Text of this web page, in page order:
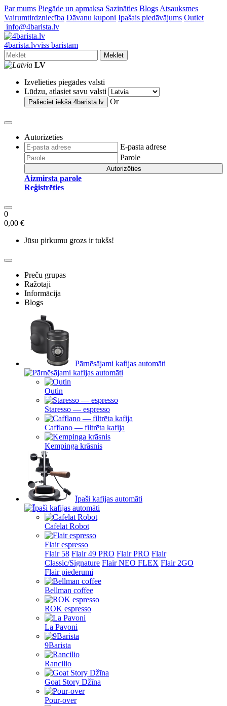
Par mums Piegāde un apmaksa Sazināties Blogs Atsauksmes
Vairumtirdzniecība Dāvanu kuponi Īpašais piedāvājums Outlet
info@4barista.lv
4barista.lvviss baristām
Meklēt
LV
Izvēlieties piegādes valsti
Lūdzu, atlasiet savu valsti
Palieciet iekšā 4barista.lv Or
Autorizēties
E-pasta adrese
Parole
Autorizēties
Aizmirsta parole
Reģistrēties
0
0,00 €
Jūsu pirkumu grozs ir tukšs!
Preču grupas
Ražotāji
Informācija
Blogs
Pārnēsājami kafijas automāti
Outin
Staresso — espresso
Cafflano — filtrēta kafija
Kempinga krāsnis
Īpaši kafijas automāti
Cafelat Robot
Flair espresso
Flair 58 Flair 49 PRO Flair PRO Flair
Classic/Signature Flair NEO FLEX Flair 2GO
Flair piederumi
Bellman coffee
ROK espresso
La Pavoni
9Barista
Rancilio
Goat Story Džīna
Pour-over